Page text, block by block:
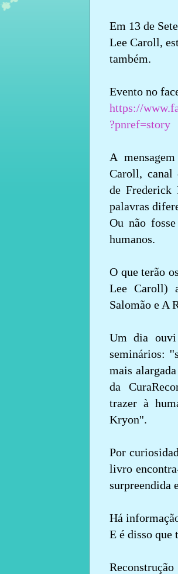
Em 13 de
Lee Caroll,
também.
Evento no
https://
?pnref=story
A
Caroll, canal
de Frederick
palavras
Ou não
humanos.
O que terão
Lee Caroll)
Salomão e A
Um dia
seminários:
mais
da
trazer à
Kryon''.
Por
livro
surpreendida
Há
E é disso que